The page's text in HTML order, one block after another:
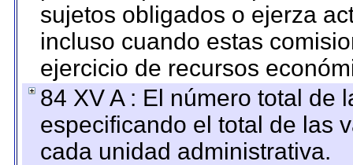
sujetos obligados o ejerza
incluso cuando estas
ejercicio de recursos
84 XV A : El número total de
especificando el total de las
cada unidad administrativa.